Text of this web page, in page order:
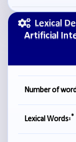
Lexical
Artificial
Number of
Lexical Words:*